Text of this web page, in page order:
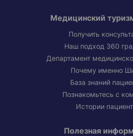
Медицинский
Получить
Наш подход 360
Департамент
Почему именно
База знаний
Познакомьтесь с
Истории
Полезная